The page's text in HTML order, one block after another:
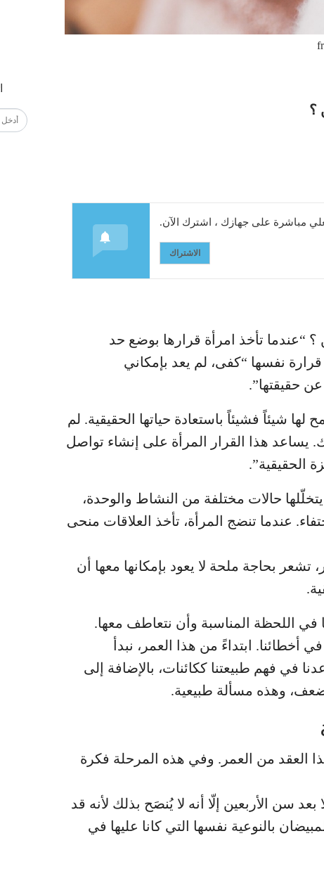
؟
مباشرة على جهازك ، اشترك الآن.
الاشتراك
“عندما تأخذ امرأة قرارها بوضع حد
نفسها “كفى، لم يعد بإمكاني
حقيقتها”.
لها شيئاً فشيئاً باستعادة حياتها الحقيقية. لم
يساعد هذا القرار المرأة على إنشاء تواصل
الحقيقية”.
حالات مختلفة من النشاط والوحدة،
عندما تنضج المرأة، تأخذ العلاقات منحى
عندما تقارب الـ40 من العمر، تشعر بحاجة ملحة لا يعود بإمكانها معها أن
في اللحظة المناسبة وأن نتعاطف معها.
أخطائنا. ابتداءً من هذا العمر، نبدأ
في فهم طبيعتنا ككائنات، بالإضافة إلى
وهذه مسألة طبيعية.
العقد من العمر. وفي هذه المرحلة فكرة
سن الأربعين إلّا أنه لا يُنصَح بذلك لأنه قد
بالنوعية نفسها التي كانا عليها في